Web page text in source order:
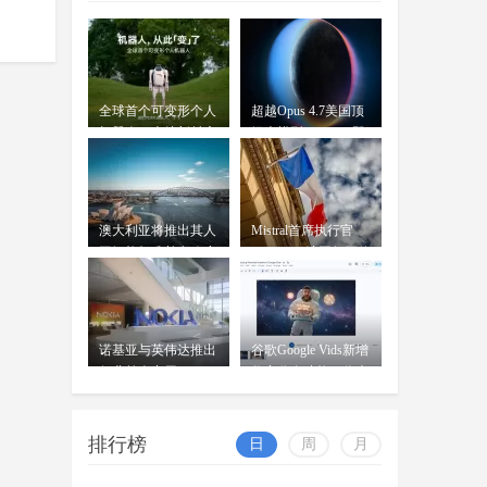
07-17
wangjing
OpenAI前女CTO创业发布首款
AI模型：借鉴中
穆拉蒂凤凰网科技讯 北京时间7月
16日，据《华尔街日报》报道，
OpenAI前首席技术官米拉
全球首个可变形个人
元T1
超越Opus 4.7美国顶
将发
澳大利亚将推出其人
内设
Mistral首席执行官
电力
诺基亚与英伟达推出
RAN平台
谷歌Google Vids新增
可
排行榜 日 周 月